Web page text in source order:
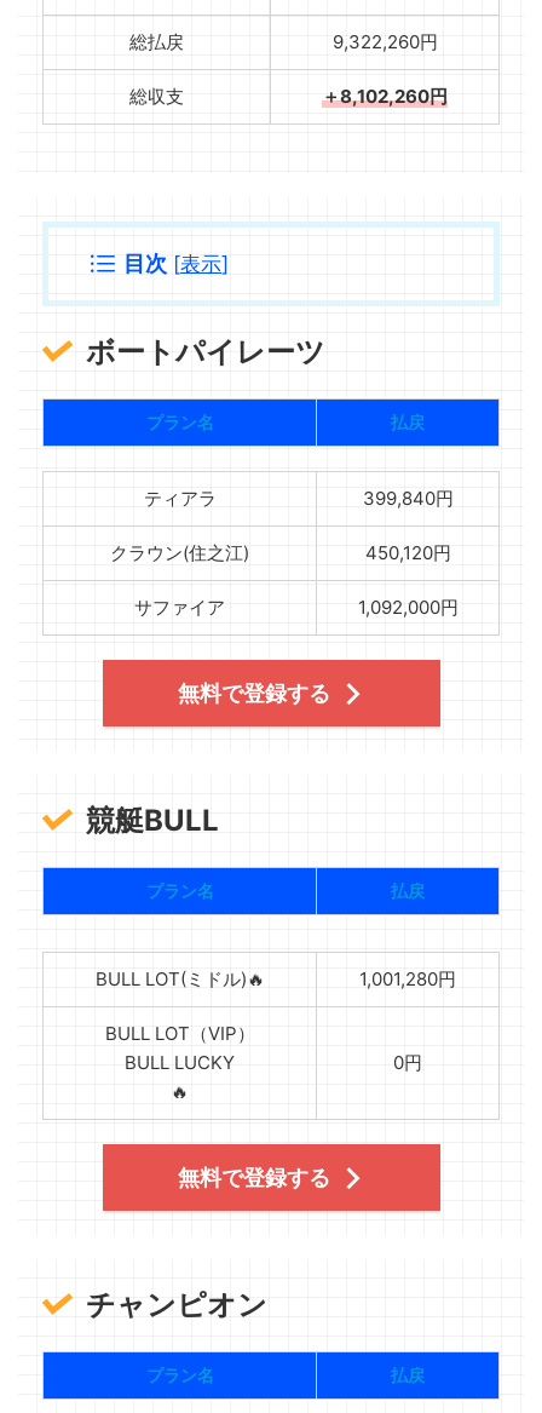
総払戻 9,322,260円
総収支 ＋8,102,260円
目次 [表示]
ボートパイレーツ
プラン名 払戻
ティアラ 399,840円
クラウン(住之江) 450,120円
サファイア 1,092,000円
無料で登録する
競艇BULL
プラン名 払戻
BULL LOT(ミドル)🔥 1,001,280円
BULL LOT（VIP）
BULL LUCKY
🔥
0円
無料で登録する
チャンピオン
プラン名 払戻